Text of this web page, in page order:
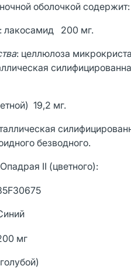
оболочкой содержит:
: лакосамид 200 мг.
: целлюлоза
19,2 мг.
безводного.
II (цветного):
мг